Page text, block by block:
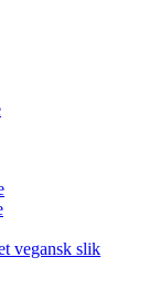
vegansk slik